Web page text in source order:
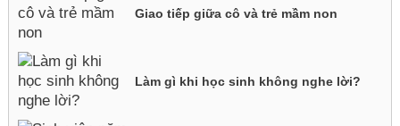
Giao tiếp giữa cô và trẻ mầm non
Làm gì khi học sinh không nghe lời?